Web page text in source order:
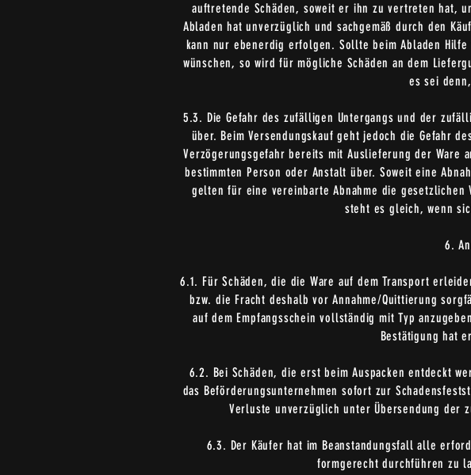
auftretende Schäden, soweit er ihn zu vertreten hat,
Abladen hat unverzüglich und sachgemäß durch den
kann nur ebenerdig erfolgen. Sollte beim Abladen
wünschen, so wird für mögliche Schäden an dem
es sei
5.3. Die Gefahr des zufälligen Untergangs und der
über. Beim Versendungskauf geht jedoch die Gefahr
Verzögerungsgefahr bereits mit Auslieferung der Ware
bestimmten Person oder Anstalt über. Soweit eine
gelten für eine vereinbarte Abnahme die gesetzlichen
steht es gleich, wenn
6.
6.1. Für Schäden, die die Ware auf dem Transport
bzw. die Fracht deshalb vor Annahme/Quittierung
auf dem Empfangsschein vollständig mit Typ
Bestätigung hat
6.2. Bei Schäden, die erst beim Auspacken entdeckt
das Beförderungsunternehmen sofort zur
Verluste unverzüglich unter Übersendung der
6.3. Der Käufer hat im Beanstandungsfall alle
formgerecht durchführen zu